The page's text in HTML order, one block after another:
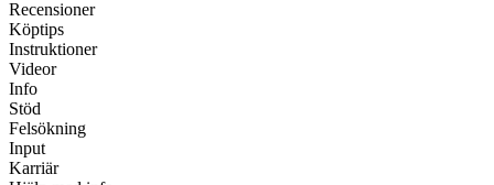
Recensioner
Köptips
Instruktioner
Videor
Info
Stöd
Felsökning
Input
Karriär